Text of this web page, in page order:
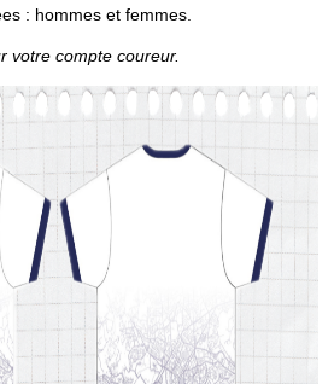
: hommes et femmes.
votre compte coureur.